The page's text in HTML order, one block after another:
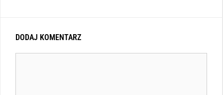
DODAJ KOMENTARZ